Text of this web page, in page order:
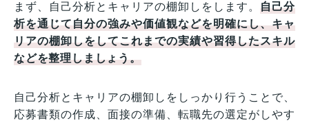
まず、自己分析とキャリアの棚卸しをします。自己分
析を通じて自分の強みや価値観などを明確にし、キャ
リアの棚卸しをしてこれまでの実績や習得したスキル
などを整理しましょう。
自己分析とキャリアの棚卸しをしっかり行うことで、
応募書類の作成、面接の準備、転職先の選定がしやす